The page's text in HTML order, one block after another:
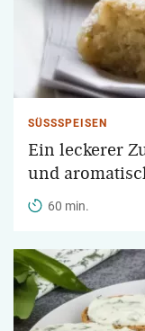
SÜSSSPEISEN
Ein leckerer
und
60 min.